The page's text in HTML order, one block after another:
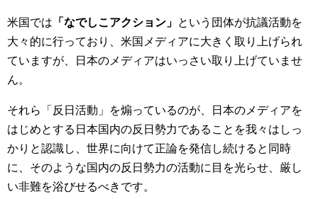
米国では 「なでしこアクション」 という団体が抗議活動を
大々的に行っており、米国メディアに大きく取り上げられ
ていますが、日本のメディアはいっさい取り上げていませ
ん。
それら「反日活動」を煽っているのが、日本のメディアを
はじめとする日本国内の反日勢力であることを我々はしっ
かりと認識し、世界に向けて正論を発信し続けると同時
に、そのような国内の反日勢力の活動に目を光らせ、厳し
い非難を浴びせるべきです。